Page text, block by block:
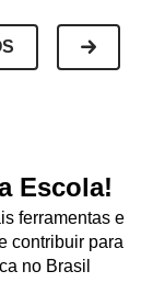
Escola!
ferramentas e
contribuir para
no Brasil